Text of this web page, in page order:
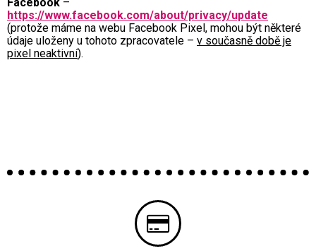
https://www.facebook.com/about/privacy/update
(protože máme na webu Facebook Pixel, mohou být některé
údaje uloženy u tohoto zpracovatele – v současně době je
pixel neaktivní).